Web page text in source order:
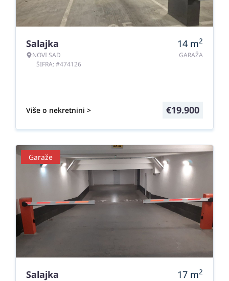
Salajka
NOVI SAD
ŠIFRA: #474126
14 m2
GARAŽA
Više o nekretnini > €19.900
Garaže
Salajka 17 m2